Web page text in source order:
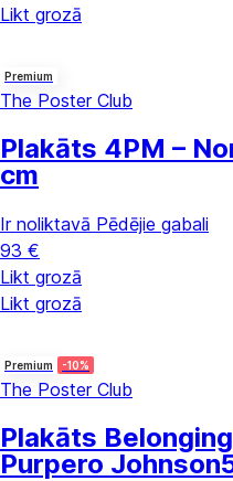
Likt grozā
Premium
The Poster Club
Plakāts 4PM –
cm
Ir noliktavā Pēdējie gabali
93 €
Likt grozā
Likt grozā
Premium -10%
The Poster Club
Plakāts
Purpero Johnson